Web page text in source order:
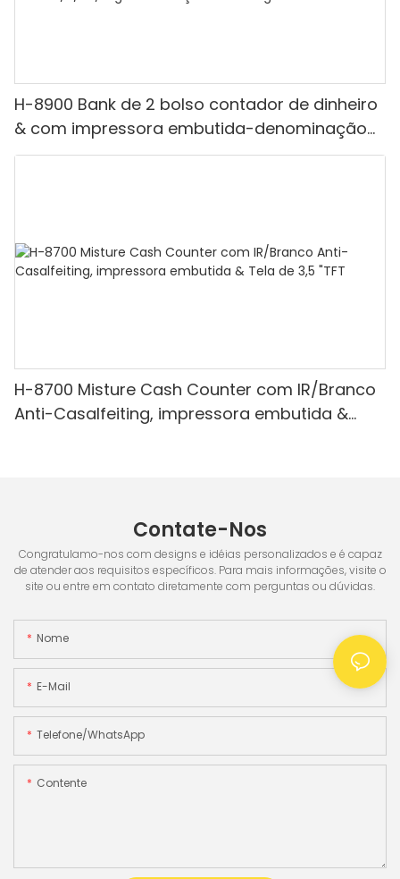
H-8900 Bank de 2 bolso contador de dinheiro
& com impressora embutida-denominação
mista, luz branca/ir/uv/mg de detecção &
H-8700 Misture Cash Counter com IR/Branco
Anti-Casalfeiting, impressora embutida &
Contate-Nos
Congratulamo-nos com designs e idéias personalizados e é capaz
de atender aos requisitos específicos. Para mais informações, visite o
site ou entre em contato diretamente com perguntas ou dúvidas.
Nome
E-Mail
Telefone/WhatsApp
Contente